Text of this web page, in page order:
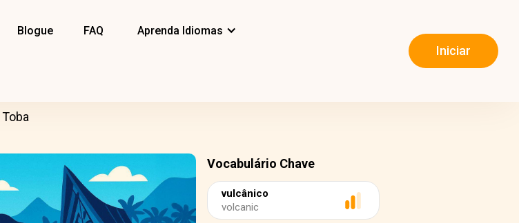
Blogue FAQ Aprenda Idiomas
Iniciar
Vocabulário Chave
vulcânico
volcanic